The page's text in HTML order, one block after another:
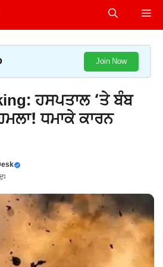
Join Now
ਹਸਪਤਾਲ ‘ਤੇ ਬੰਬ
ਧਮਾਕੇ ਕਾਰਨ